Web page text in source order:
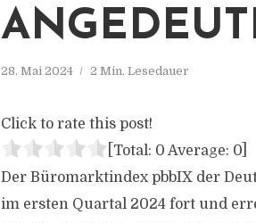
28. Mai 2024 2 Min. Lesedauer
Click to rate this post!
[Total: 0 Average: 0
Der Büromarktindex pbbIX der
im ersten Quartal 2024 fort und